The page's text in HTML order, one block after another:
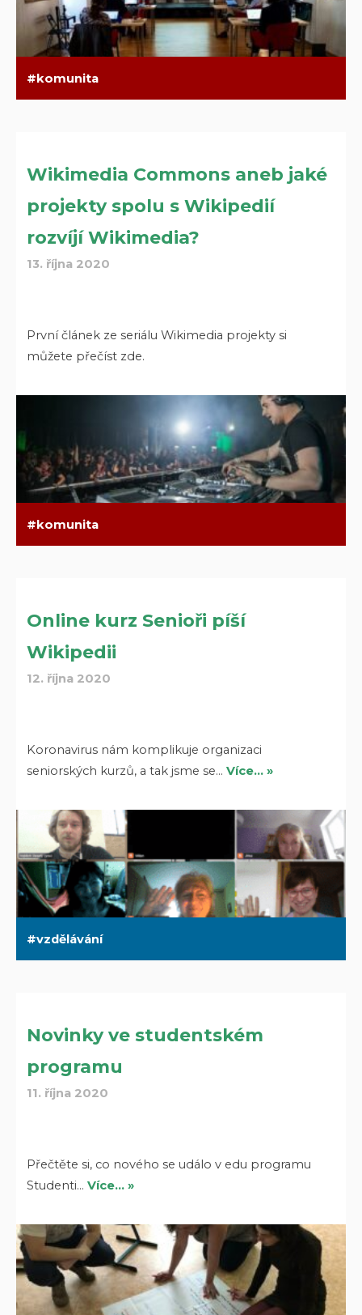
komunita
Wikimedia Commons aneb jaké
projekty spolu s Wikipedií
rozvíjí Wikimedia?
13. října 2020
První článek ze seriálu Wikimedia projekty si
můžete přečíst zde.
komunita
Online kurz Senioři píší
Wikipedii
12. října 2020
Koronavirus nám komplikuje organizaci
seniorských kurzů, a tak jsme se…Více… »
vzdělávání
Novinky ve studentském
programu
11. října 2020
Přečtěte si, co nového se událo v edu programu
Studenti…Více… »